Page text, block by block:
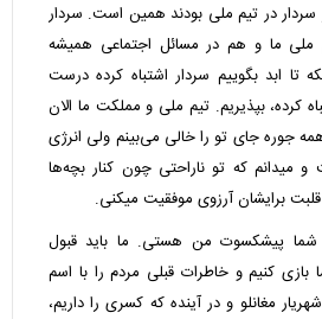
در تیم ملی بودند همین است. سردار
ملی ما و هم در مسائل اجتماعی همیشه
تا ابد بگوییم سردار اشتباه کرده درست
بپذیریم. تیم ملی و مملکت ما الان
جوره جای تو را خالی می‌بینم ولی انرژی
و میدانم که تو ناراحتی چون کنار بچه‌ها
برایشان آرزوی موفقیت میکنی.
شما پیشکسوت من هستی. ما باید قبول
کنیم و خاطرات قبلی مردم را با اسم
مغانلو و در آینده که کسری را داریم،